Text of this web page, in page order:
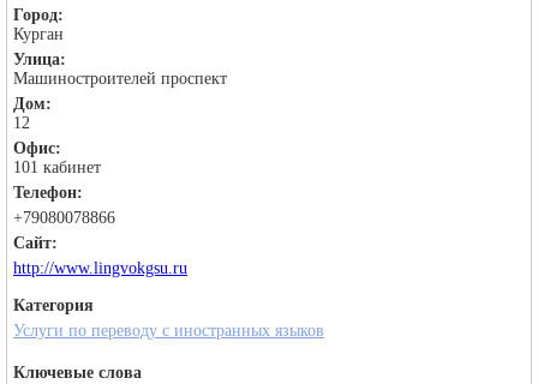
Город:
Курган
Улица:
Машиностроителей проспект
Дом:
12
Офис:
101 кабинет
Телефон:
+79080078866
Сайт:
http://www.lingvokgsu.ru
Категория
Услуги по переводу с иностранных языков
Ключевые слова